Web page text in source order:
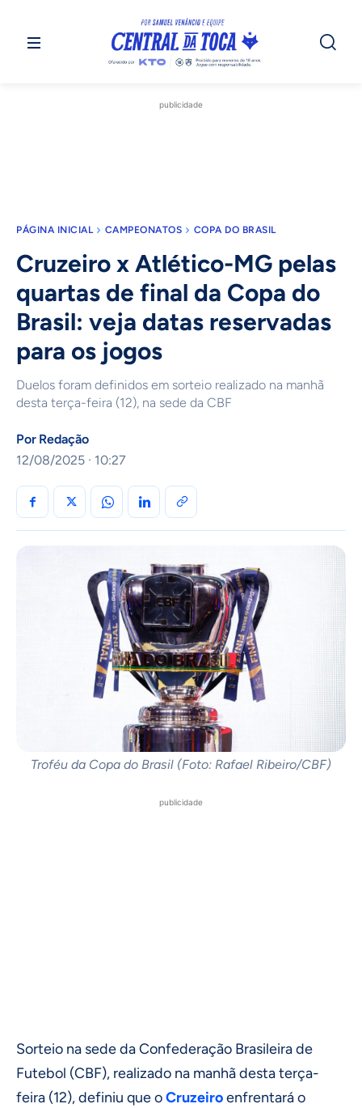
publicidade
PÁGINA INICIAL CAMPEONATOS COPA DO BRASIL
Cruzeiro x Atlético-MG pelas
quartas de final da Copa do
Brasil: veja datas reservadas
para os jogos
Duelos foram definidos em sorteio realizado na manhã
desta terça-feira (12), na sede da CBF
Por Redação
12/08/2025 · 10:27
Troféu da Copa do Brasil (Foto: Rafael Ribeiro/CBF)
publicidade
Sorteio na sede da Confederação Brasileira de
Futebol (CBF), realizado na manhã desta terça-
feira (12), definiu que oCruzeiroenfrentará o